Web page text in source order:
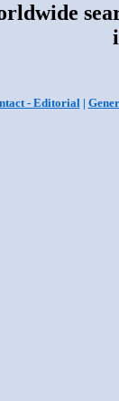
- Editorial|